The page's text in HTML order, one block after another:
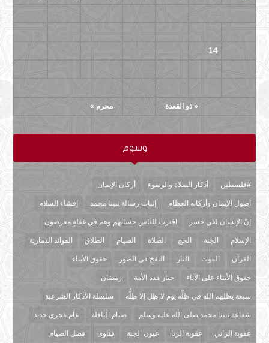
« ذو القعدة محرم »
14
وسوم
#فلسطين أذكار الصلاة والوضوء أركان الإيمان
أصول الإيمان وأركانه العظام إثبات رسالة نبينا محمد إفشاء السلام
إنّ الإنسان لفي خسر اقترب للناس حسابهم وهم في غفلةٍ معرضون
الإسلام الجنة الحج الصلاة الصيام الطلاق الفوائد الذمارية
القرآن الموت النار النفخ في الصور حقوق الأبناء
حقوق الأبناء على الآباء خيار هذه الأمة رمضان
سبعة يظلهم الله في ظِلِّه يوم لا ظِل إلا ظِلُّه سلسلة الأذكار الشرعية
شفاعة نبينا محمد صلى الله عليه وسلم صيام النافلة عام هجري جديد
عقوبة الزاني عقوبة الزنا عيون الجنة فتاوى فضل الصيام